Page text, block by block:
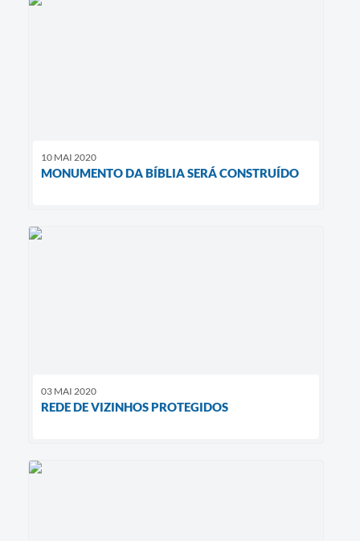
10 MAI 2020
MONUMENTO DA BÍBLIA SERÁ CONSTRUÍDO
03 MAI 2020
REDE DE VIZINHOS PROTEGIDOS